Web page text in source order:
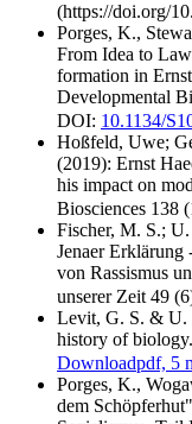
(https://doi.org/
Porges, K.,
From Idea to
formation in
Developmental
DOI: 10.1134/
Hoßfeld, Uwe;
(2019): Ernst
his impact on
Biosciences 138
Fischer, M. S.;
Jenaer Erklärung
von Rassismus
unserer Zeit 49
Levit, G. S. & U.
history of
Downloadpdf, 5
Porges, K.,
dem